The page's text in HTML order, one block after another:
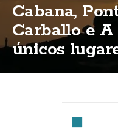
Cabana,
Carballo e A
únicos
eclipse total